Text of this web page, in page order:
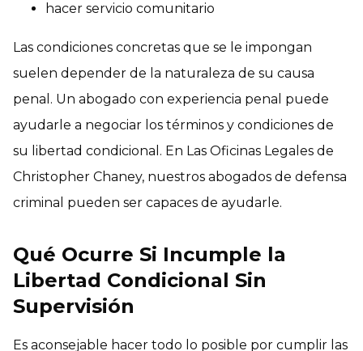
hacer servicio comunitario
Las condiciones concretas que se le impongan
suelen depender de la naturaleza de su causa
penal. Un abogado con experiencia penal puede
ayudarle a negociar los términos y condiciones de
su libertad condicional. En Las Oficinas Legales de
Christopher Chaney, nuestros abogados de defensa
criminal pueden ser capaces de ayudarle.
Qué Ocurre Si Incumple la
Libertad Condicional Sin
Supervisión
Es aconsejable hacer todo lo posible por cumplir las